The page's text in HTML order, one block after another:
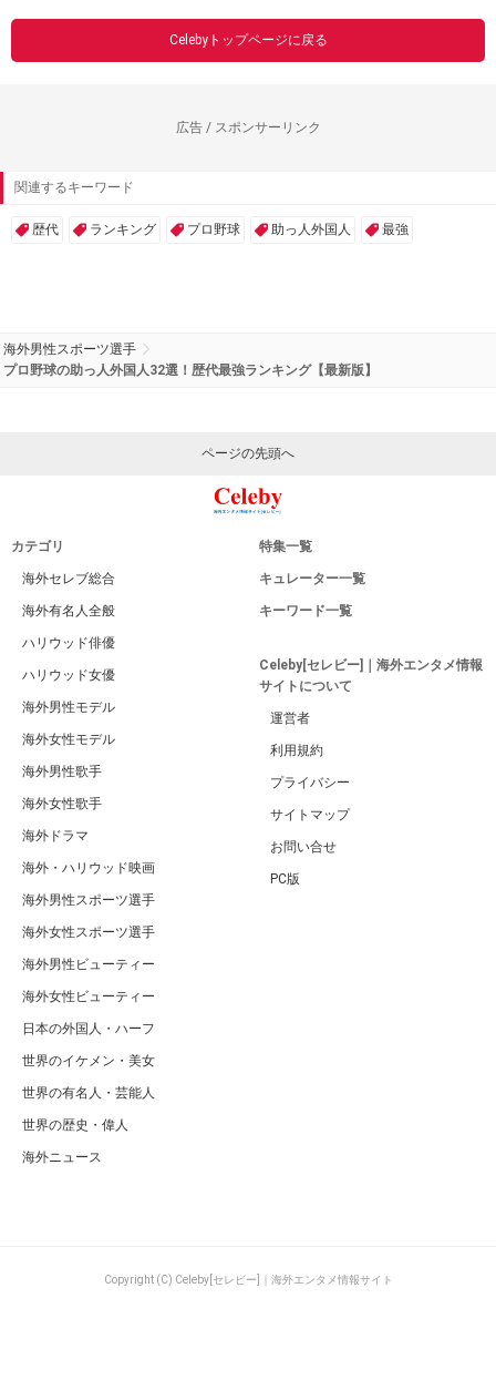
Celebyトップページに戻る
広告 / スポンサーリンク
関連するキーワード
歴代 ランキング プロ野球 助っ人外国人 最強
海外男性スポーツ選手
プロ野球の助っ人外国人32選！歴代最強ランキング【最新版】
ページの先頭へ
カテゴリ
海外セレブ総合
海外有名人全般
ハリウッド俳優
ハリウッド女優
海外男性モデル
海外女性モデル
海外男性歌手
海外女性歌手
海外ドラマ
海外・ハリウッド映画
海外男性スポーツ選手
海外女性スポーツ選手
海外男性ビューティー
海外女性ビューティー
日本の外国人・ハーフ
世界のイケメン・美女
世界の有名人・芸能人
世界の歴史・偉人
海外ニュース
特集一覧
キュレーター一覧
キーワード一覧
Celeby[セレビー]｜海外エンタメ情報
サイトについて
運営者
利用規約
プライバシー
サイトマップ
お問い合せ
PC版
Copyright (C) Celeby[セレビー]｜海外エンタメ情報サイト